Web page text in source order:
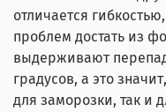
отличается
проблем достать из
выдерживают
градусов, а это
для заморозки, так и